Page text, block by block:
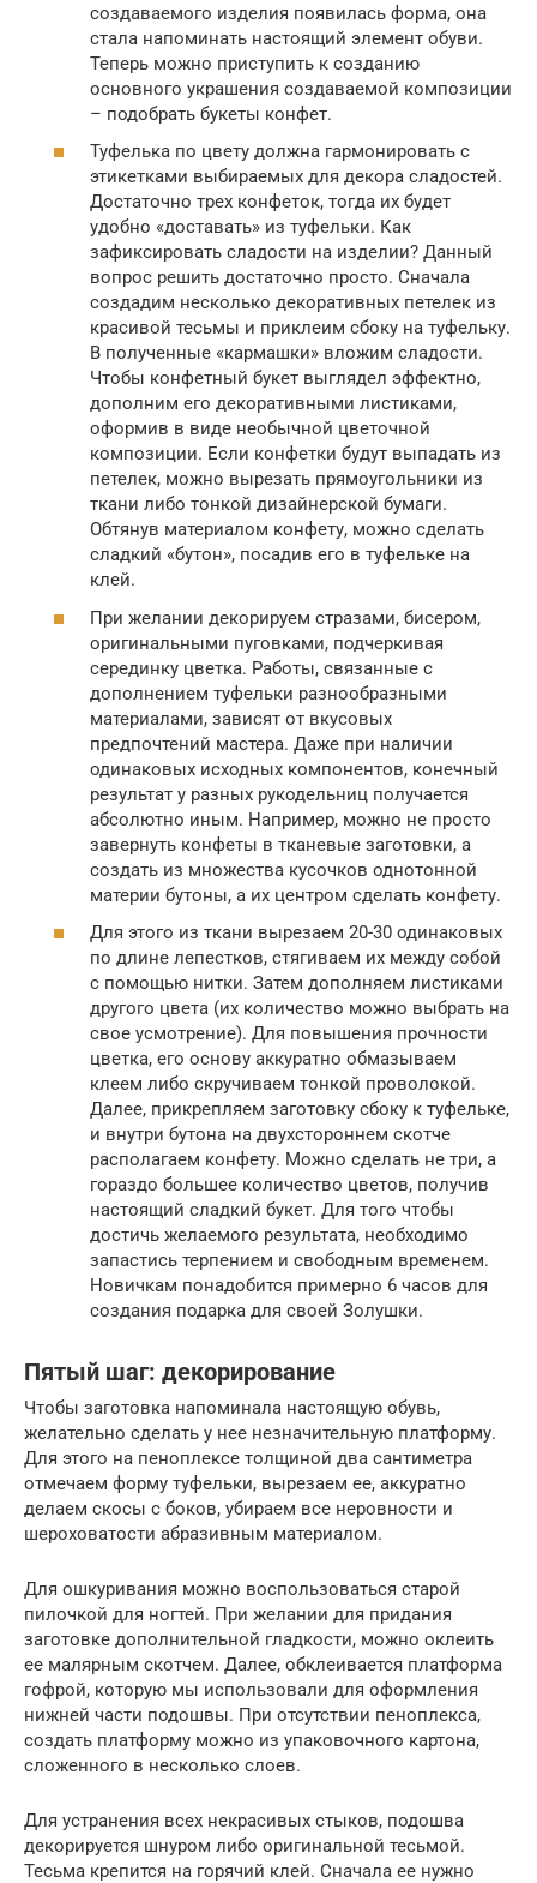
создаваемого изделия появилась форма, она
стала напоминать настоящий элемент обуви.
Теперь можно приступить к созданию
основного украшения создаваемой композиции
– подобрать букеты конфет.
Туфелька по цвету должна гармонировать с
этикетками выбираемых для декора сладостей.
Достаточно трех конфеток, тогда их будет
удобно «доставать» из туфельки. Как
зафиксировать сладости на изделии? Данный
вопрос решить достаточно просто. Сначала
создадим несколько декоративных петелек из
красивой тесьмы и приклеим сбоку на туфельку.
В полученные «кармашки» вложим сладости.
Чтобы конфетный букет выглядел эффектно,
дополним его декоративными листиками,
оформив в виде необычной цветочной
композиции. Если конфетки будут выпадать из
петелек, можно вырезать прямоугольники из
ткани либо тонкой дизайнерской бумаги.
Обтянув материалом конфету, можно сделать
сладкий «бутон», посадив его в туфельке на
клей.
При желании декорируем стразами, бисером,
оригинальными пуговками, подчеркивая
серединку цветка. Работы, связанные с
дополнением туфельки разнообразными
материалами, зависят от вкусовых
предпочтений мастера. Даже при наличии
одинаковых исходных компонентов, конечный
результат у разных рукодельниц получается
абсолютно иным. Например, можно не просто
завернуть конфеты в тканевые заготовки, а
создать из множества кусочков однотонной
материи бутоны, а их центром сделать конфету.
Для этого из ткани вырезаем 20-30 одинаковых
по длине лепестков, стягиваем их между собой
с помощью нитки. Затем дополняем листиками
другого цвета (их количество можно выбрать на
свое усмотрение). Для повышения прочности
цветка, его основу аккуратно обмазываем
клеем либо скручиваем тонкой проволокой.
Далее, прикрепляем заготовку сбоку к туфельке,
и внутри бутона на двухстороннем скотче
располагаем конфету. Можно сделать не три, а
гораздо большее количество цветов, получив
настоящий сладкий букет. Для того чтобы
достичь желаемого результата, необходимо
запастись терпением и свободным временем.
Новичкам понадобится примерно 6 часов для
создания подарка для своей Золушки.
Пятый шаг: декорирование
Чтобы заготовка напоминала настоящую обувь,
желательно сделать у нее незначительную платформу.
Для этого на пеноплексе толщиной два сантиметра
отмечаем форму туфельки, вырезаем ее, аккуратно
делаем скосы с боков, убираем все неровности и
шероховатости абразивным материалом.
Для ошкуривания можно воспользоваться старой
пилочкой для ногтей. При желании для придания
заготовке дополнительной гладкости, можно оклеить
ее малярным скотчем. Далее, обклеивается платформа
гофрой, которую мы использовали для оформления
нижней части подошвы. При отсутствии пеноплекса,
создать платформу можно из упаковочного картона,
сложенного в несколько слоев.
Для устранения всех некрасивых стыков, подошва
декорируется шнуром либо оригинальной тесьмой.
Тесьма крепится на горячий клей. Сначала ее нужно